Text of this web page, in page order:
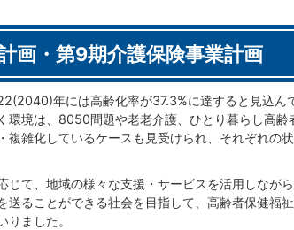
画・第9期介護保険事業計画
年には高齢化率が37.3%に達すると見込ん
環境は、8050問題や老老介護、ひとり暮らし高齢
複雑化しているケースも見受けられ、それぞれの
じて、地域の様々な支援・サービスを活用しなが
送ることができる社会を目指して、高齢者保健福
ました。